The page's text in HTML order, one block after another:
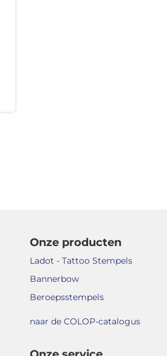
Onze producten
Ladot - Tattoo Stempels
Bannerbow
Beroepsstempels
naar de COLOP-catalogus